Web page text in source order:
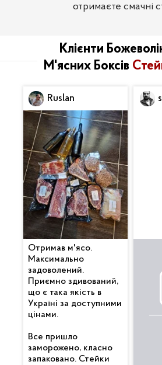
отримаєте смачні
Клієнти
М'ясних Боксів
Отримав м'ясо.
Максимально
задоволений.
Приємно здивований,
що є така якість в
Україні за доступними
цінами.
Все пришло
заморожено, класно
запаковано. Стейки
Ruslan